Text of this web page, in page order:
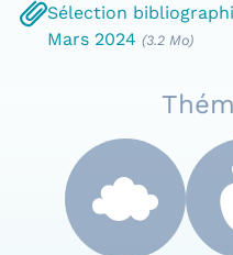
Sélection
Mars 2024 (3.2 Mo)